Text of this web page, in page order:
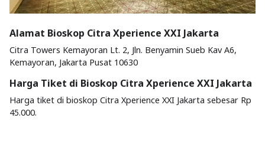
Alamat Bioskop Citra Xperience XXI Jakarta
Citra Towers Kemayoran Lt. 2, Jln. Benyamin Sueb Kav A6,
Kemayoran, Jakarta Pusat 10630
Harga Tiket di Bioskop Citra Xperience XXI Jakarta
Harga tiket di bioskop Citra Xperience XXI Jakarta sebesar Rp
45.000.